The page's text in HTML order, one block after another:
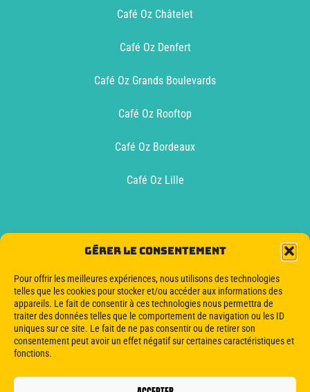
Gérer le consentement
Pour offrir les meilleures expériences, nous utilisons des technologies
telles que les cookies pour stocker et/ou accéder aux informations des
appareils. Le fait de consentir à ces technologies nous permettra de
traiter des données telles que le comportement de navigation ou les ID
uniques sur ce site. Le fait de ne pas consentir ou de retirer son
consentement peut avoir un effet négatif sur certaines caractéristiques et
fonctions.
Café Oz Châtelet
Café Oz Denfert
Café Oz Grands Boulevards
Café Oz Rooftop
Café Oz Bordeaux
Café Oz Lille
Café Oz Toulouse
Oz Boat Bordeaux